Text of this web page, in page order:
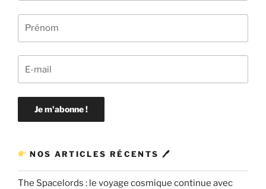
NOS ARTICLES RÉCENTS 🖊
The Spacelords : le voyage cosmique continue avec